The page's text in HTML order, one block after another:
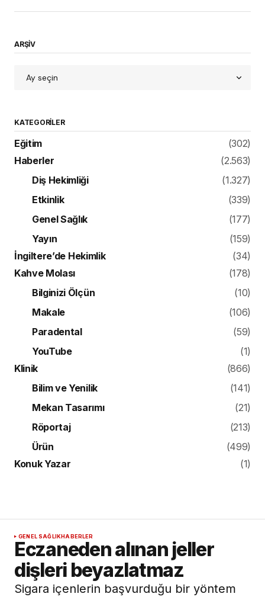
ARŞİV
KATEGORILER
Eğitim
(302)
Haberler
(2.563)
Diş Hekimliği
(1.327)
Etkinlik
(339)
Genel Sağlık
(177)
Yayın
(159)
İngiltere’de Hekimlik
(34)
Kahve Molası
(178)
Bilginizi Ölçün
(10)
Makale
(106)
Paradental
(59)
YouTube
(1)
Klinik
(866)
Bilim ve Yenilik
(141)
Mekan Tasarımı
(21)
Röportaj
(213)
Ürün
(499)
Konuk Yazar
(1)
GENEL SAĞLIKHABERLER
Eczaneden alınan jeller
dişleri beyazlatmaz
Sigara içenlerin başvurduğu bir yöntem